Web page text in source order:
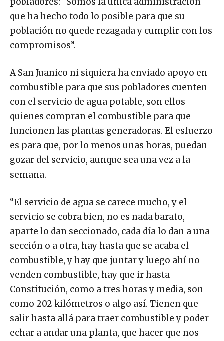
que ha hecho todo lo posible para que su
población no quede rezagada y cumplir con los
compromisos”.
A San Juanico ni siquiera ha enviado apoyo en
combustible para que sus pobladores cuenten
con el servicio de agua potable, son ellos
quienes compran el combustible para que
funcionen las plantas generadoras. El esfuerzo
es para que, por lo menos unas horas, puedan
gozar del servicio, aunque sea una vez a la
semana.
“El servicio de agua se carece mucho, y el
servicio se cobra bien, no es nada barato,
aparte lo dan seccionado, cada día lo dan a una
sección o a otra, hay hasta que se acaba el
combustible, y hay que juntar y luego ahí no
venden combustible, hay que ir hasta
Constitución, como a tres horas y media, son
como 202 kilómetros o algo así. Tienen que
salir hasta allá para traer combustible y poder
echar a andar una planta, que hacer que nos